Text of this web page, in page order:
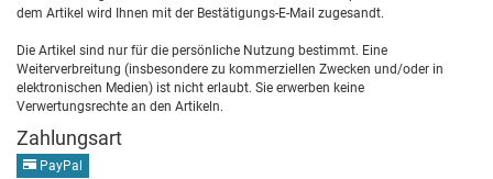
dem Artikel wird Ihnen mit der Bestätigungs-E-Mail zugesandt.
Die Artikel sind nur für die persönliche Nutzung bestimmt. Eine
Weiterverbreitung (insbesondere zu kommerziellen Zwecken und/oder in
elektronischen Medien) ist nicht erlaubt. Sie erwerben keine
Verwertungsrechte an den Artikeln.
Zahlungsart
PayPal